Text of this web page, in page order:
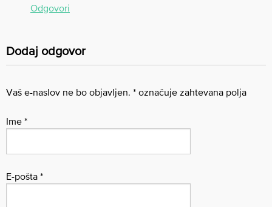
Odgovori
Dodaj odgovor
Vaš e-naslov ne bo objavljen. * označuje zahtevana polja
Ime *
E-pošta *